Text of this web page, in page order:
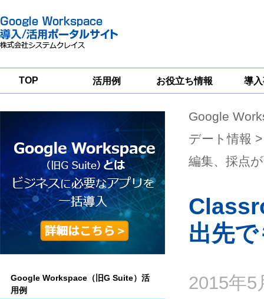
TOP 活用例 お役立ち情報
一
導
グループウェア
移行支援
Google
Workspace
セキュリティ
対策サービス
Google Workspace（旧G Suite）活
用例
Google
デート情報
編集、採点
出先
2015年5